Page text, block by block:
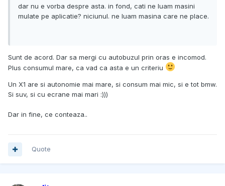
dar nu e vorba despre asta. in fond, cati ne luam masini
mulate pe aplicatie? niciunul. ne luam masina care ne place.
Sunt de acord. Dar sa mergi cu autobuzul prin oras e incomod.
Plus consumul mare, ca vad ca asta e un criteriu
Un X1 are si autonomie mai mare, si consum mai mic, si e tot bmw.
Si suv, si cu ecrane mai mari :)))
Dar in fine, ce conteaza..
Quote